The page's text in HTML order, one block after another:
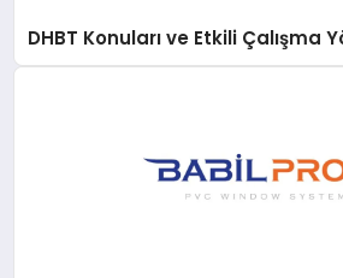
DHBT Konuları ve Etkili Çalışma